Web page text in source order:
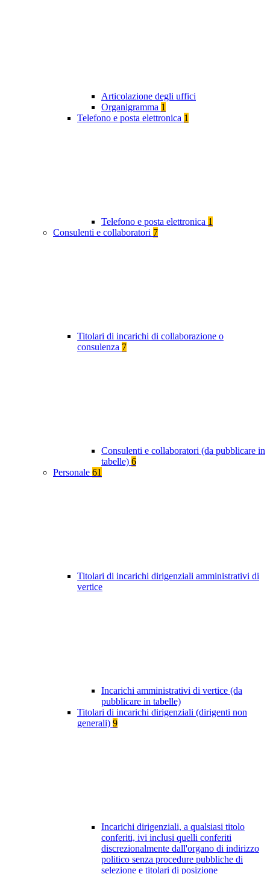
Articolazione degli uffici
Organigramma 1
Telefono e posta elettronica 1
Telefono e posta elettronica 1
Consulenti e collaboratori 7
Titolari di incarichi di collaborazione o
consulenza 7
Consulenti e collaboratori (da pubblicare in
tabelle) 6
Personale 61
Titolari di incarichi dirigenziali amministrativi di
vertice
Incarichi amministrativi di vertice (da
pubblicare in tabelle)
Titolari di incarichi dirigenziali (dirigenti non
generali) 9
Incarichi dirigenziali, a qualsiasi titolo
conferiti, ivi inclusi quelli conferiti
discrezionalmente dall'organo di indirizzo
politico senza procedure pubbliche di
selezione e titolari di posizione